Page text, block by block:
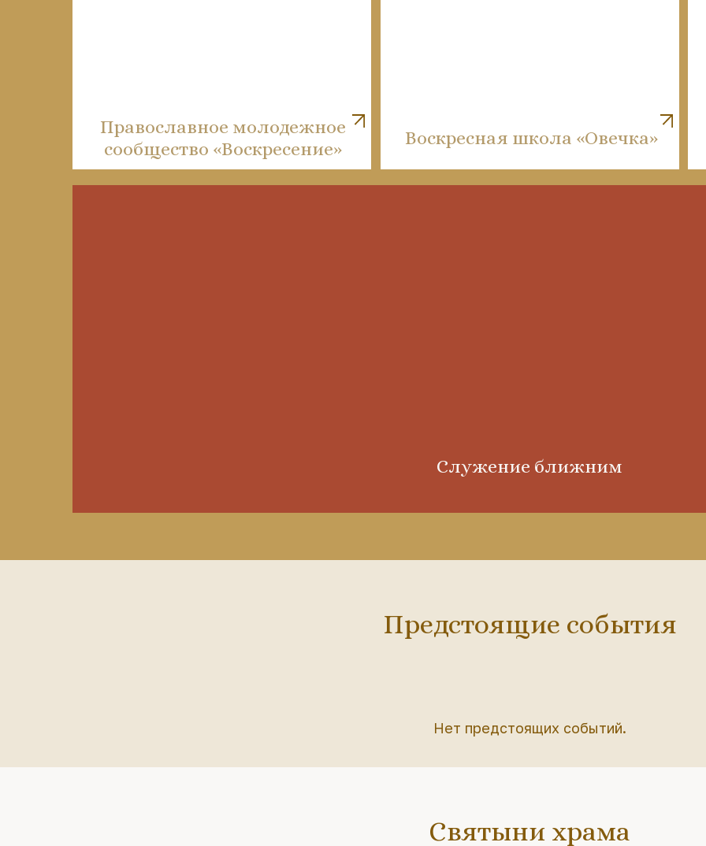
Служение ближним
Воскресная школа «Овечка»
Православное молодежное
сообщество «Воскресение»
Предстоящие события
Нет предстоящих событий.
Святыни храма